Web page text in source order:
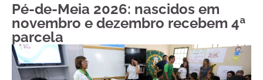
Pé-de-Meia 2026: nascidos em
novembro e dezembro recebem 4ª
parcela